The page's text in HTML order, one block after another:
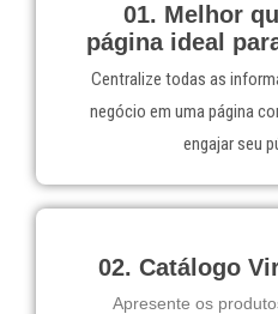
01. Melhor
página ideal
Centralize todas as
negócio em uma página
engajar seu
02. Catálogo
Apresente os